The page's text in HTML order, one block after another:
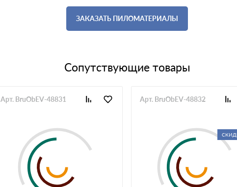
ЗАКАЗАТЬ ПИЛОМАТЕРИАЛЫ
Сопутствующие товары
Арт. BruObEV-48831 Арт. BruObEV-48832